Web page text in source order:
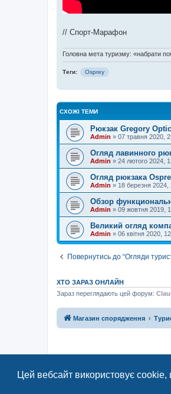
Цей вебсайт використовує
// Спорт-Марафон
Головна мета туризму: «набрати
Теги: Osprey
СХОЖІ ТЕМИ
Рюкзак Gregory
Admin » 07 травня 2020,
Огляд лавинного
Admin » 24 лютого 2024,
Огляд рюкзака
Admin » 18 березня 2024,
Обзор
Admin » 09 жовтня 2019,
Великий огляд
Admin » 06 квітня 2020,
Повернутись до “Огляди
ХТО ЗАРАЗ ОНЛАЙН
Зараз переглядають цей форум:
Магазин спорядження